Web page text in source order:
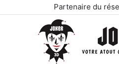
Partenaire du